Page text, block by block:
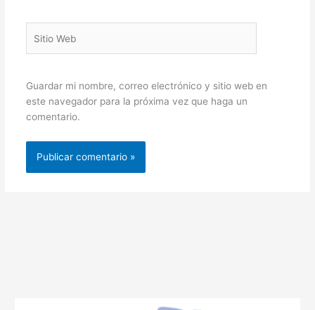
Web
Guardar mi nombre, correo electrónico y sitio web en
este navegador para la próxima vez que haga un
comentario.